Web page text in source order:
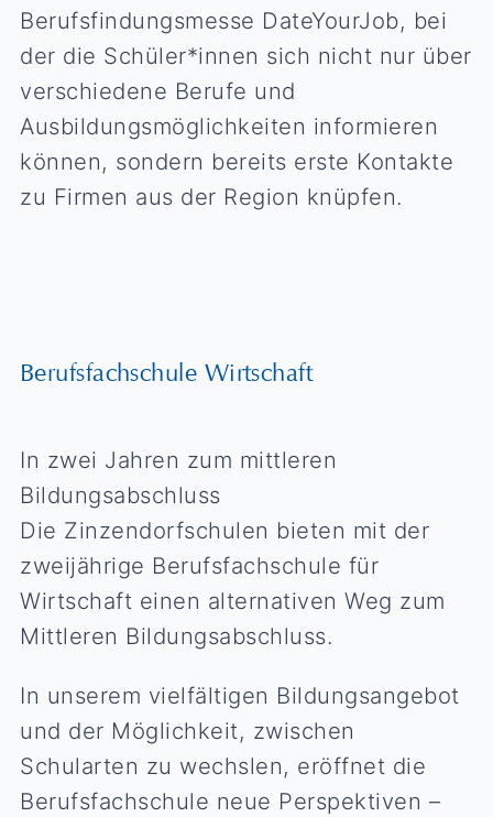
Berufsfindungsmesse DateYourJob, bei
der die Schüler*innen sich nicht nur über
verschiedene Berufe und
Ausbildungsmöglichkeiten informieren
können, sondern bereits erste Kontakte
zu Firmen aus der Region knüpfen.
Berufsfachschule Wirtschaft
In zwei Jahren zum mittleren
Bildungsabschluss
Die Zinzendorfschulen bieten mit der
zweijährige Berufsfachschule für
Wirtschaft einen alternativen Weg zum
Mittleren Bildungsabschluss.
In unserem vielfältigen Bildungsangebot
und der Möglichkeit, zwischen
Schularten zu wechslen, eröffnet die
Berufsfachschule neue Perspektiven –